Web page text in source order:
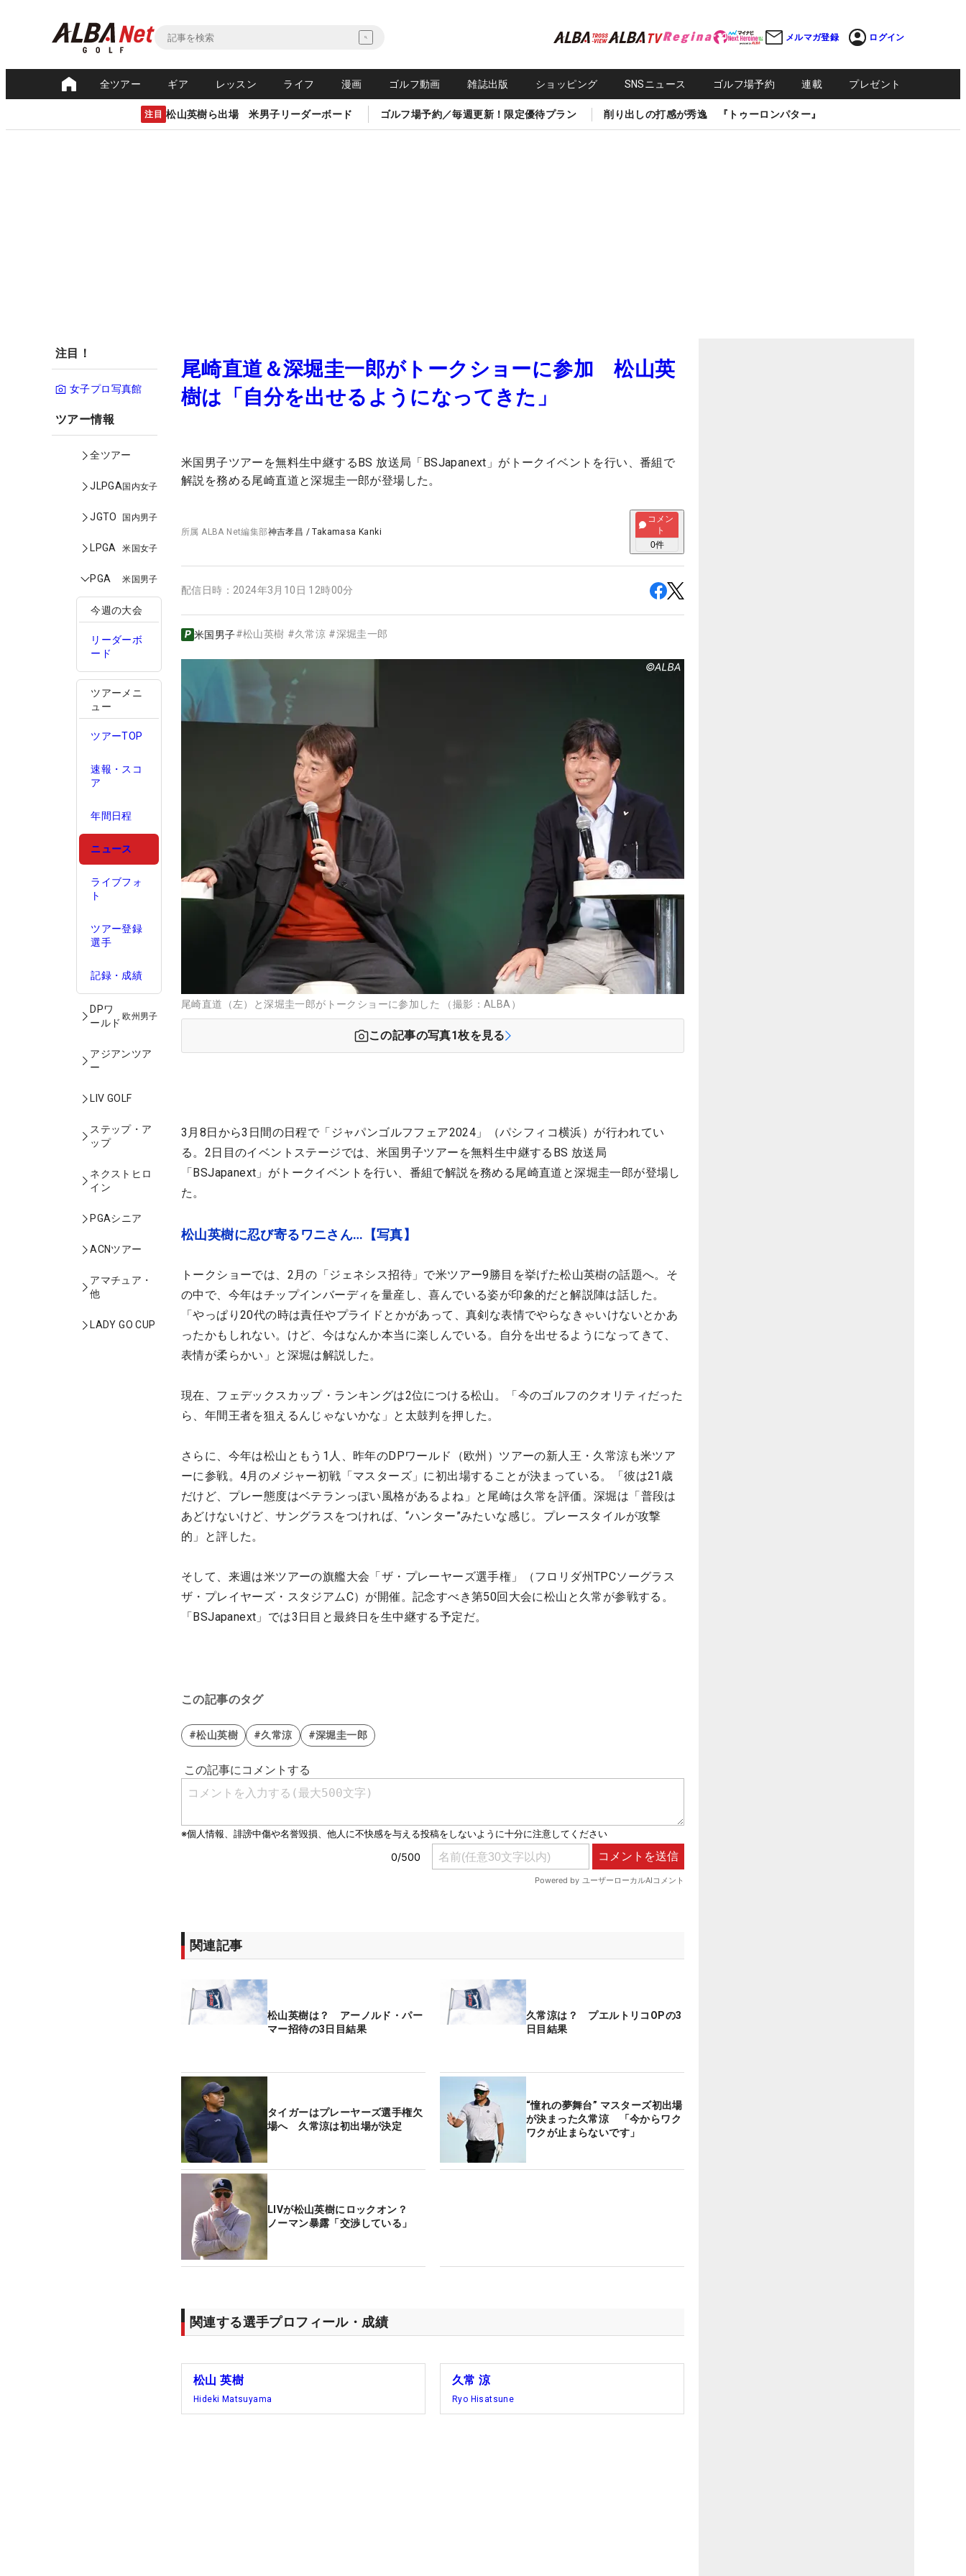
メルマガ登録 ログイン
全ツアー ギア レッスン ライフ 漫画 ゴルフ動画 雑誌出版 ショッピング SNSニュース ゴルフ場予約 連載 プレゼント
注目 松山英樹ら出場 米男子リーダーボード ゴルフ場予約／毎週更新！限定優待プラン 削り出しの打感が秀逸 『トゥーロンパター』
注目！
女子プロ写真館
ツアー情報
全ツアー
JLPGA国内女子
JGTO 国内男子
LPGA 米国女子
PGA 米国男子
今週の大会
リーダーボ
ード
ツアーメニ
ュー
ツアーTOP
速報・スコ
ア
年間日程
ニュース
ライブフォ
ト
ツアー登録
選手
記録・成績
DPワ
ールド
欧州男子
アジアンツア
ー
LIV GOLF
ステップ・ア
ップ
ネクストヒロ
イン
PGAシニア
ACNツアー
アマチュア・
他
LADY GO CUP
尾崎直道＆深堀圭一郎がトークショーに参加 松山英
樹は「自分を出せるようになってきた」
米国男子ツアーを無料生中継するBS 放送局「BSJapanext」がトークイベントを行い、番組で
解説を務める尾崎直道と深堀圭一郎が登場した。
所属ALBA Net編集部神吉孝昌 /Takamasa Kanki
コメン
ト
0件
配信日時： 2024年3月10日 12時00分
米国男子#松山英樹 #久常涼 #深堀圭一郎
尾崎直道（左）と深堀圭一郎がトークショーに参加した （撮影：ALBA）
この記事の写真1枚を見る
3月8日から3日間の日程で「ジャパンゴルフフェア2024」（パシフィコ横浜）が行われてい
る。2日目のイベントステージでは、米国男子ツアーを無料生中継するBS 放送局
「BSJapanext」がトークイベントを行い、番組で解説を務める尾崎直道と深堀圭一郎が登場し
た。
松山英樹に忍び寄るワニさん…【写真】
トークショーでは、2月の「ジェネシス招待」で米ツアー9勝目を挙げた松山英樹の話題へ。そ
の中で、今年はチップインバーディを量産し、喜んでいる姿が印象的だと解説陣は話した。
「やっぱり20代の時は責任やプライドとかがあって、真剣な表情でやらなきゃいけないとかあ
ったかもしれない。けど、今はなんか本当に楽しんでいる。自分を出せるようになってきて、
表情が柔らかい」と深堀は解説した。
現在、フェデックスカップ・ランキングは2位につける松山。「今のゴルフのクオリティだった
ら、年間王者を狙えるんじゃないかな」と太鼓判を押した。
さらに、今年は松山ともう1人、昨年のDPワールド（欧州）ツアーの新人王・久常涼も米ツア
ーに参戦。4月のメジャー初戦「マスターズ」に初出場することが決まっている。「彼は21歳
だけど、プレー態度はベテランっぽい風格があるよね」と尾崎は久常を評価。深堀は「普段は
あどけないけど、サングラスをつければ、“ハンター”みたいな感じ。プレースタイルが攻撃
的」と評した。
そして、来週は米ツアーの旗艦大会「ザ・プレーヤーズ選手権」（フロリダ州TPCソーグラス
ザ・プレイヤーズ・スタジアムC）が開催。記念すべき第50回大会に松山と久常が参戦する。
「BSJapanext」では3日目と最終日を生中継する予定だ。
この記事のタグ
#松山英樹 #久常涼 #深堀圭一郎
関連記事
松山英樹は？ アーノルド・パー
マー招待の3日目結果
久常涼は？ プエルトリコOPの3
日目結果
タイガーはプレーヤーズ選手権欠
場へ 久常涼は初出場が決定
“憧れの夢舞台” マスターズ初出場
が決まった久常涼 「今からワク
ワクが止まらないです」
LIVが松山英樹にロックオン？
ノーマン暴露「交渉している」
関連する選手プロフィール・成績
松山 英樹
Hideki Matsuyama
久常 涼
Ryo Hisatsune